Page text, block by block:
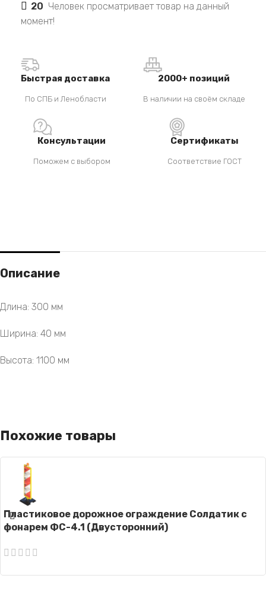
20 Человек просматривает товар на данный
момент!
Быстрая доставка
По СПБ и Ленобласти
2000+ позиций
В наличии на своём складе
Консультации
Поможем с выбором
Сертификаты
Соответствие ГОСТ
Описание
Длина: 300 мм
Ширина: 40 мм
Высота: 1100 мм
Похожие товары
Пластиковое дорожное ограждение Солдатик с
фонарем ФС-4.1 (Двусторонний)